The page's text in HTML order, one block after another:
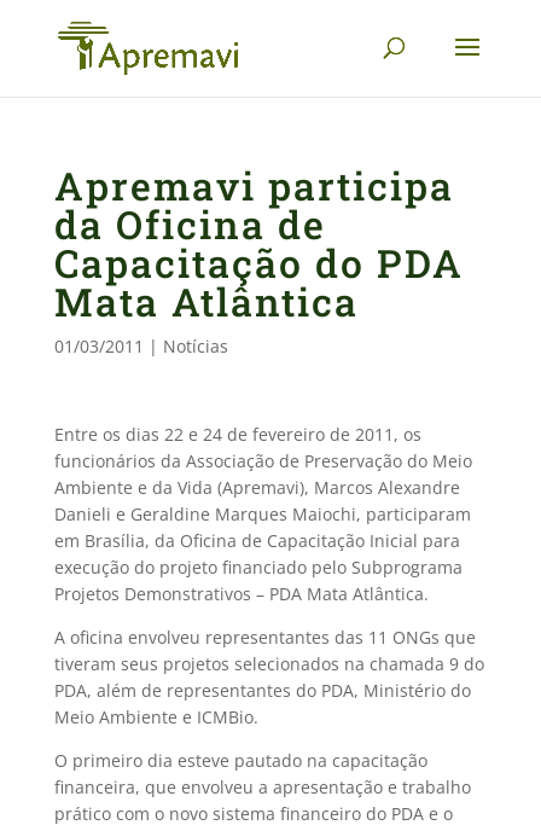
Apremavi participa
da Oficina de
Capacitação do PDA
Mata Atlântica
01/03/2011 | Notícias
Entre os dias 22 e 24 de fevereiro de 2011, os
funcionários da Associação de Preservação do Meio
Ambiente e da Vida (Apremavi), Marcos Alexandre
Danieli e Geraldine Marques Maiochi, participaram
em Brasília, da Oficina de Capacitação Inicial para
execução do projeto financiado pelo Subprograma
Projetos Demonstrativos – PDA Mata Atlântica.
A oficina envolveu representantes das 11 ONGs que
tiveram seus projetos selecionados na chamada 9 do
PDA, além de representantes do PDA, Ministério do
Meio Ambiente e ICMBio.
O primeiro dia esteve pautado na capacitação
financeira, que envolveu a apresentação e trabalho
prático com o novo sistema financeiro do PDA e o